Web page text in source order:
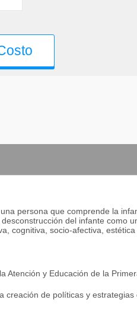
persona que comprende la
del infante como
cognitiva, socio-afectiva,
Atención y Educación de la
creación de políticas y estrategias